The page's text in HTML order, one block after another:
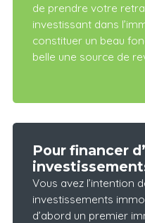
de prendre votre
investissant dans
constituer un beau
belle une source de
Pour financer
Vous avez l’intention
investissements
d’abord un premier